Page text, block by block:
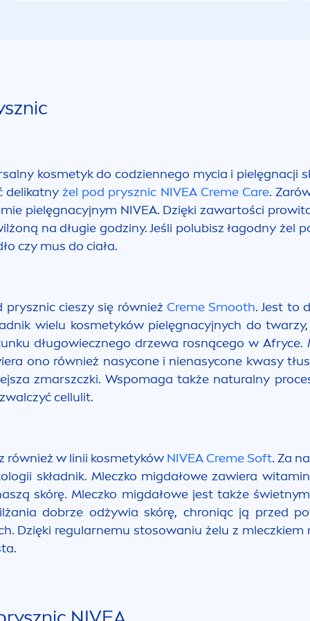
kosmetyk do codziennego mycia i pielęgnacji
delikatnyżel pod prysznic NIVEA Creme Care.
pielęgnacyjnym NIVEA. Dzięki zawartości
na długie godziny. Jeśli polubisz łagodny żel
czy mus do ciała.
cieszy się również CremeSmooth. Jest to
wielu kosmetyków pielęgnacyjnych do
długowiecznego drzewa rosnącego w Afryce.
ono również nasycone i nienasycone kwasy
zmarszczki. Wspomaga także naturalny
cellulit.
również w linii kosmetyków NIVEA CremeSoft. Za
składnik. Mleczko migdałowe zawiera
skórę. Mleczko migdałowe jest także
dobrze odżywia skórę, chroniąc ją przed
Dzięki regularnemu stosowaniu żelu z